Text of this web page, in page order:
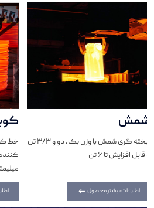
شمش
ریخته گری شمش با وزن یک، دو و 3/3 تن
و قابل افزایش تا 6 تن
اطلاعات بیشتر محصول
خط